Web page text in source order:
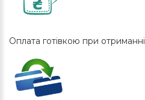
Оплата готівкою при отриманні